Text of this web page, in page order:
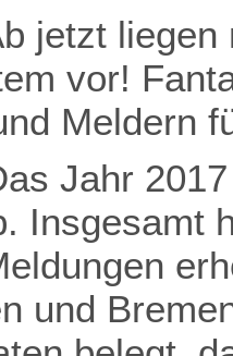
jetzt liegen
vor!
Meldern
Jahr
Insgesamt
und